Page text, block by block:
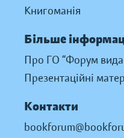
Книгоманія
Більше
Про ГО “Форум
Презентаційні
Контакти